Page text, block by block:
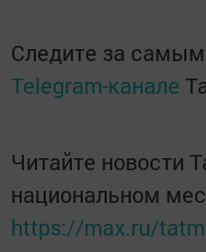
Следите за
Telegram-канале
Читайте новости
национальном
https://max.ru/